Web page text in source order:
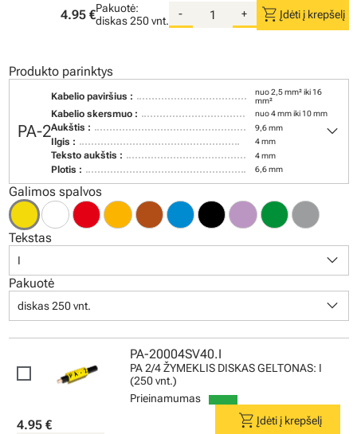
4.95 €Pakuotė:
diskas250 vnt.
- + shopping_cart Įdėti į krepšelį
Produkto parinktys
PA-2
Kabelio paviršius :
nuo 2,5 mm² iki 16
mm²
Kabelio skersmuo : nuo 4 mm iki 10 mm
Aukštis : 9,6 mm
Ilgis : 4 mm
Teksto aukštis : 4 mm
Plotis : 6,6 mm
keyboard_arrow_down
Galimos spalvos
Tekstas
I keyboard_arrow_down
Pakuotė
diskas 250 vnt. keyboard_arrow_down
PA-20004SV40.I
PA 2/4 ŽYMEKLIS DISKAS GELTONAS: I
(250 vnt.)
Prieinamumas
4.95 € shopping_cartĮdėti į krepšelį